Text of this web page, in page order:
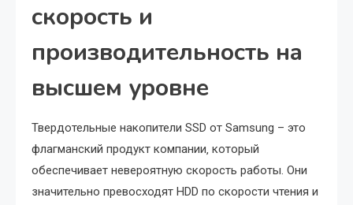
скорость и
производительность на
высшем уровне
Твердотельные накопители SSD от Samsung – это
флагманский продукт компании‚ который
обеспечивает невероятную скорость работы. Они
значительно превосходят HDD по скорости чтения и